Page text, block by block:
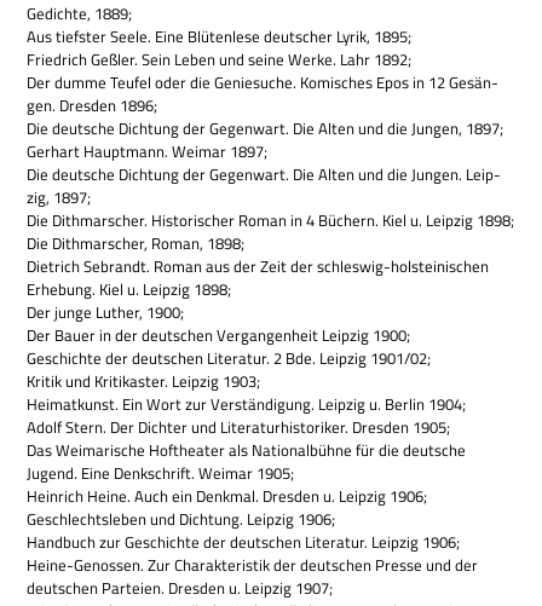
Gedichte, 1889;
Aus tief­ster Seele. Eine Blü­ten­lese deut­scher Lyrik, 1895;
Fried­rich Geß­ler. Sein Leben und seine Werke. Lahr 1892;
Der dumme Teu­fel oder die Genie­su­che. Komi­sches Epos in 12 Gesän­
gen. Dres­den 1896;
Die deut­sche Dich­tung der Gegen­wart. Die Alten und die Jun­gen, 1897;
Ger­hart Haupt­mann. Wei­mar 1897;
Die deut­sche Dich­tung der Gegen­wart. Die Alten und die Jun­gen. Leip­
zig, 1897;
Die Dith­marscher. Histo­ri­scher Roman in 4 Büchern. Kiel u. Leip­zig 1898;
Die Dith­marscher, Roman, 1898;
Diet­rich Sebrandt. Roman aus der Zeit der schles­wig-hol­stei­ni­schen
Erhe­bung. Kiel u. Leip­zig 1898;
Der junge Luther, 1900;
Der Bauer in der deut­schen Ver­gan­gen­heit Leip­zig 1900;
Geschichte der deut­schen Lite­ra­tur. 2 Bde. Leip­zig 1901/02;
Kri­tik und Kri­tik­aster. Leip­zig 1903;
Hei­mat­kunst. Ein Wort zur Ver­stän­di­gung. Leip­zig u. Ber­lin 1904;
Adolf Stern. Der Dich­ter und Lite­ra­tur­hi­sto­ri­ker. Dres­den 1905;
Das Wei­ma­ri­sche Hof­thea­ter als Natio­nal­bühne für die deut­sche
Jugend. Eine Denk­schrift. Wei­mar 1905;
Hein­rich Heine. Auch ein Denk­mal. Dres­den u. Leip­zig 1906;
Geschlechts­le­ben und Dich­tung. Leip­zig 1906;
Hand­buch zur Geschichte der deut­schen Lite­ra­tur. Leip­zig 1906;
Heine-Genos­sen. Zur Cha­rak­te­ri­stik der deut­schen Presse und der
deut­schen Par­teien. Dres­den u. Leip­zig 1907;